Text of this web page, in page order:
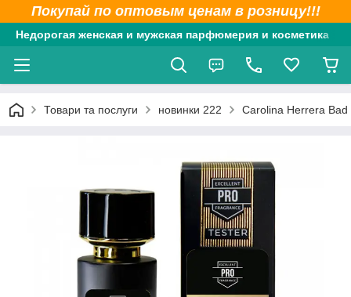
Покупай по оптовым ценам в розницу!!!
Недорогая женская и мужская парфюмерия и косметика
Товари та послуги новинки 222 Carolina Herrera